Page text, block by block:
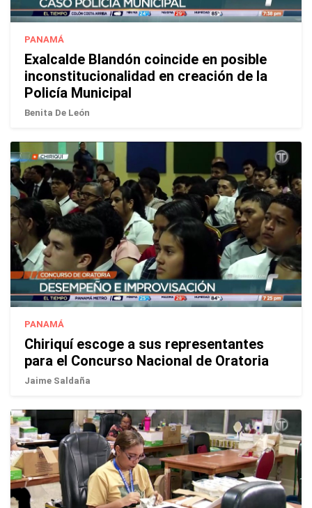
PANAMÁ
Exalcalde Blandón coincide en posible
inconstitucionalidad en creación de la
Policía Municipal
Benita De León
PANAMÁ
Chiriquí escoge a sus representantes
para el Concurso Nacional de Oratoria
Jaime Saldaña